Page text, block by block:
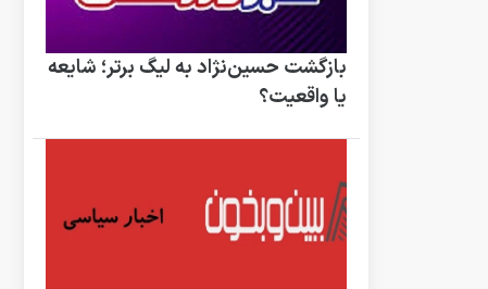
بازگشت حسین‌نژاد به لیگ برتر؛ شایعه
یا واقعیت؟